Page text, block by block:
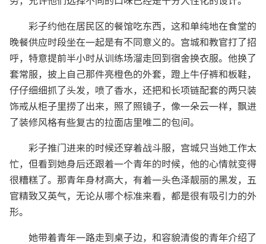
彩子约他在居民区的餐馆吃东西，这和单纯地在食堂的
晚餐供应时段坐在一起是有不同意义的。宫城和教官打了招
呼，特意提前半小时从训练场溜走回到宿舍换衣服。他换了
套常服，披上自己那件亮橙色的外套，蹬上牛仔裤和板鞋，
仔仔细细抓了头发，喷了香水，还把和长项链配套的两只装
饰戒从柜子里捞了出来，照了照镜子，像一朵云一样，飘进
了装修风格有些复古的拉面店里唯二的包间。
彩子推门进来的时候还穿着战斗服，宫城只当她工作太
忙，但看到她身后还跟着一个青年的时候，他的心情就变得
很糟糕了。那青年身材高大，有着一头色泽靓丽的黑发，五
官精致又英气，无论从哪个标准来看，都是很有吸引力的外
形。
她带着青年一路走到桌子边，和容貌清俊的青年介绍了